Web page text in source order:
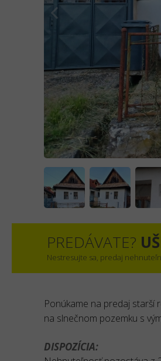
PREDÁVATE?
Nestresujte sa, predaj
Ponúkame na predaj starší
na slnečnom pozemku s
DISPOZÍCIA: